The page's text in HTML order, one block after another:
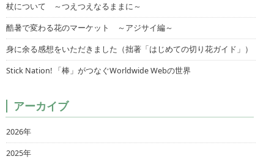
杖について ～つえつえなるままに～
酷暑で変わる花のマーケット ～アジサイ編～
身に余る感想をいただきました（拙著「はじめての切り花ガイド」）
Stick Nation! 「棒」がつなぐWorldwide Webの世界
アーカイブ
2026年
2025年